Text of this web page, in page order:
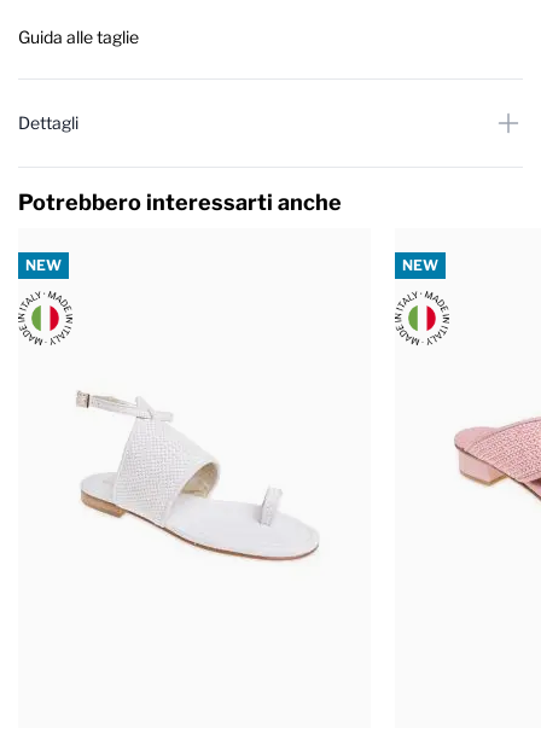
Guida alle taglie
Dettagli
Potrebbero interessarti anche
NEW NEW